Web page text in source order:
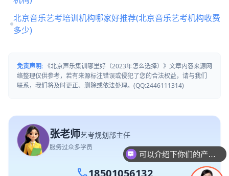
北京音乐艺考培训机构哪家好推荐(北京音乐艺考机构收费
多少)
免责声明: 《北京声乐集训哪里好（2023年怎么选择）》文章内容来源网
络整理仅供参考，若有来源标注错误或侵犯了您的合法权益，请与我们
联系，我们将及时更正、删除或依法处理。(QQ:2446111314)
张老师艺考规划部主任
服务过众多学员
18501056132
你们是怎么收费的呢